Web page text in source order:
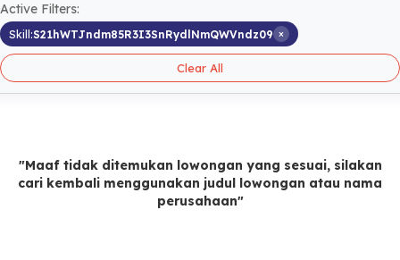
Active Filters:
Skill:S21hWTJndm85R3I3SnRydlNmQWVndz09 ×
Clear All
"Maaf tidak ditemukan lowongan yang sesuai, silakan
cari kembali menggunakan judul lowongan atau nama
perusahaan"